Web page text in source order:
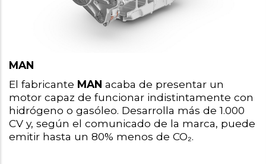
MAN
El fabricante MAN acaba de presentar un
motor capaz de funcionar indistintamente con
hidrógeno o gasóleo. Desarrolla más de 1.000
CV y, según el comunicado de la marca, puede
emitir hasta un 80% menos de CO₂.